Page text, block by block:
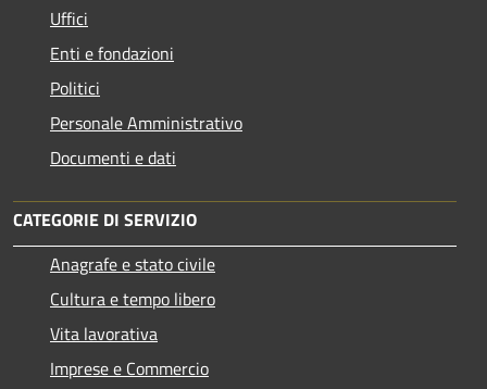
Uffici
Enti e fondazioni
Politici
Personale Amministrativo
Documenti e dati
CATEGORIE DI SERVIZIO
Anagrafe e stato civile
Cultura e tempo libero
Vita lavorativa
Imprese e Commercio